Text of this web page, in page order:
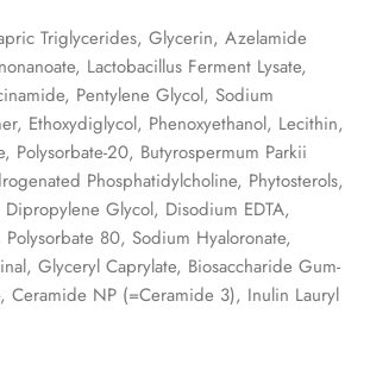
Triglycerides, Glycerin, Azelamide
Lactobacillus Ferment Lysate,
Pentylene Glycol, Sodium
Ethoxydiglycol, Phenoxyethanol, Lecithin,
Polysorbatе-20, Butyrospermum Parkii
Phosphatidylcholine, Phytosterols,
Glycol, Disodium EDTA,
80, Sodium Hyaloronate,
Glyceryl Caprylate, Biosaccharide Gum-
Ceramide NP (=Ceramide 3), Inulin Lauryl